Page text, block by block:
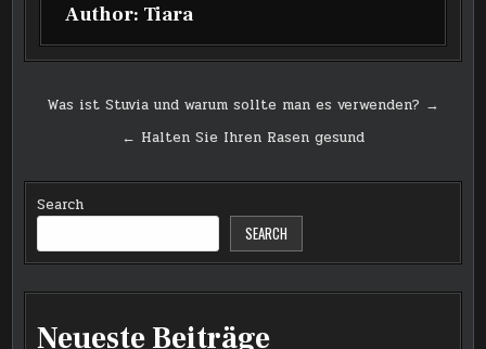
Author: Tiara
Post
navigation
Was ist Stuvia und warum sollte man es verwenden? →
← Halten Sie Ihren Rasen gesund
Search
SEARCH
Neueste Beiträge